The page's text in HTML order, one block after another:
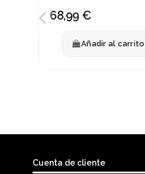
68,99 €
Añadir al carrito
Cuenta de cliente